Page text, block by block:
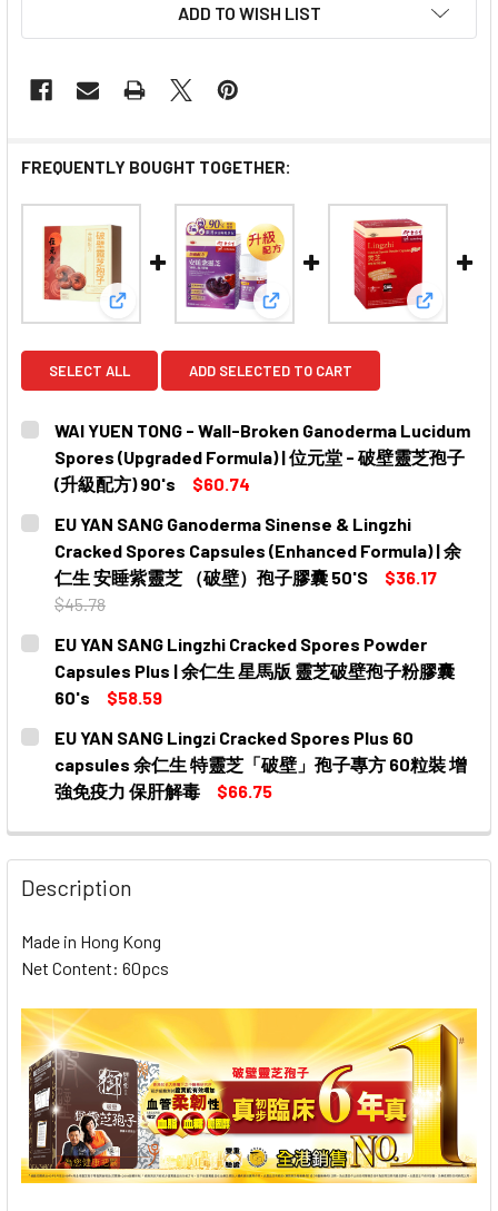
ADD TO WISH LIST
FREQUENTLY BOUGHT TOGETHER:
View: WAI YUEN TONG - Wall-Broken
View: EU YAN SANGView: EU
SELECT ALL ADD SELECTED TO CART
WAI YUEN TONG - Wall-Broken Ganoderma Lucidum
Spores (Upgraded Formula) | 位元堂 - 破壁靈芝孢子
(升級配方) 90's
$60.74
CURRENT
STOCK:
QUANTITY:
DECREASE QUANTITY OF WAI YUEN TONG - WALL-
INCREASE QUANTITY OF WAI YUEN TONG -
EU YAN SANG Ganoderma Sinense & Lingzhi
Cracked Spores Capsules (Enhanced Formula) | 余
仁生 安睡紫靈芝 （破壁）孢子膠囊 50'S
$36.17
$45.78
CURRENT
STOCK:
QUANTITY:
DECREASE QUANTITY OF EU YAN SANG GANODERMA
INCREASE QUANTITY OF EU YAN SANG
EU YAN SANG Lingzhi Cracked Spores Powder
Capsules Plus | 余仁生 星馬版 靈芝破壁孢子粉膠囊
60's
$58.59
CURRENT
STOCK:
QUANTITY:
DECREASE QUANTITY OF EU YAN SANG LINGZHI
INCREASE QUANTITY OF EU YAN SANG
EU YAN SANG Lingzi Cracked Spores Plus 60
capsules 余仁生 特靈芝「破壁」孢子專方 60粒裝 增
強免疫力 保肝解毒
$66.75
DECREASE QUANTITY OF EU YAN SANG LINGZI
INCREASE QUANTITY OF EU YAN SANG
Description
Made in Hong Kong
Net Content: 60pcs